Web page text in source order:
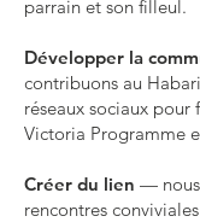
parrain et son filleul.
Développer la
contribuons au
réseaux sociaux pour
Victoria Programme
Créer du lien — nous
rencontres